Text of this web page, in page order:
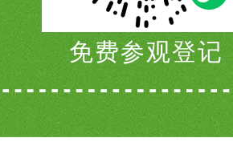
免费参观登记